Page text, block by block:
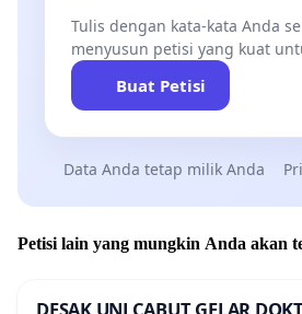
Tulis dengan kata-kata Anda
menyusun petisi yang kuat
Buat Petisi
Data Anda tetap milik Anda
Petisi lain yang mungkin Anda akan
DESAK UNJ CABUT GELAR